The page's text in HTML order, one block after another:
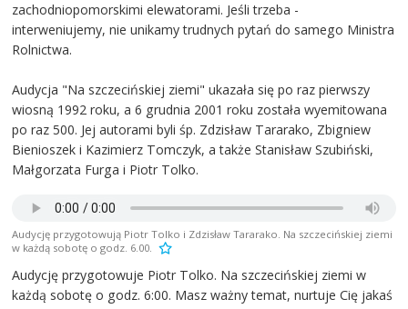
zachodniopomorskimi elewatorami. Jeśli trzeba -
interweniujemy, nie unikamy trudnych pytań do samego Ministra
Rolnictwa.
Audycja "Na szczecińskiej ziemi" ukazała się po raz pierwszy
wiosną 1992 roku, a 6 grudnia 2001 roku została wyemitowana
po raz 500. Jej autorami byli śp. Zdzisław Tararako, Zbigniew
Bienioszek i Kazimierz Tomczyk, a także Stanisław Szubiński,
Małgorzata Furga i Piotr Tolko.
Audycję przygotowują Piotr Tolko i Zdzisław Tararako. Na szczecińskiej ziemi
w każdą sobotę o godz. 6.00.
Audycję przygotowuje Piotr Tolko. Na szczecińskiej ziemi w
każdą sobotę o godz. 6:00. Masz ważny temat, nurtuje Cię jakaś